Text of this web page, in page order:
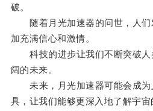
破。
随着月光加速器的问世，人们
加充满信心和激情。
科技的进步让我们不断突破人
阔的未来。
未来，月光加速器可能会成为
具，让我们能够更深入地了解宇宙